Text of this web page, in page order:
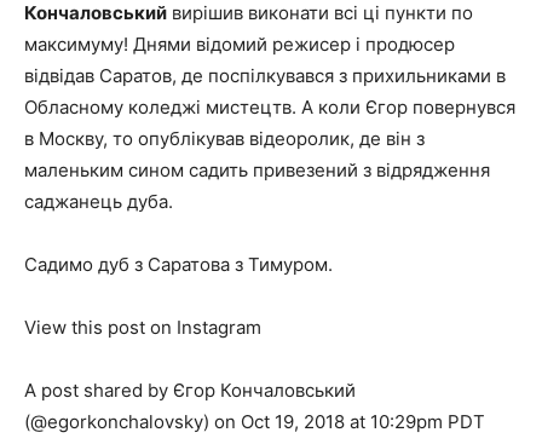
Кончаловський вирішив виконати всі ці пункти по
максимуму! Днями відомий режисер і продюсер
відвідав Саратов, де поспілкувався з прихильниками в
Обласному коледжі мистецтв. А коли Єгор повернувся
в Москву, то опублікував відеоролик, де він з
маленьким сином садить привезений з відрядження
саджанець дуба.
Садимо дуб з Саратова з Тимуром.
View this post on Instagram
A post shared by Єгор Кончаловський
(@egorkonchalovsky) on Oct 19, 2018 at 10:29pm PDT